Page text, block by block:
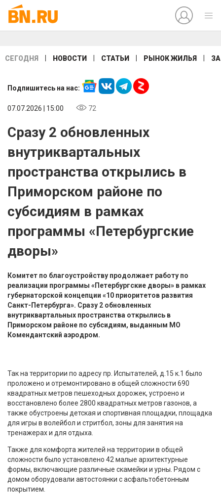
СЕГОДНЯ НОВОСТИ СТАТЬИ РЫНОК ЖИЛЬЯ
Подпишитесь на нас:
07.07.2026 | 15:00 72
Сразу 2 обновленных
внутриквартальных
пространства открылись в
Приморском районе по
субсидиям в рамках
программы «Петербургские
дворы»
Комитет по благоустройству продолжает работу по
реализации программы «Петербургские дворы» в рамках
губернаторской концепции «10 приоритетов развития
Санкт-Петербурга». Сразу 2 обновленных
внутриквартальных пространства открылись в
Приморском районе по субсидиям, выданным МО
Комендантский аэродром.
Так на территории по адресу пр. Испытателей, д.15 к.1 было
проложено и отремонтировано в общей сложности 690
квадратных метров пешеходных дорожек, устроено и
восстановлено более 2800 квадратных метров газонов, а
также обустроены детская и спортивная площадки, площадка
для игры в волейбол и стритбол, зоны для занятия на
тренажерах и для отдыха.
Также для комфорта жителей на территории в общей
сложности было установлено 42 малые архитектурные
формы, включающие различные скамейки и урны. Рядом с
домом оборудовали автостоянки с асфальтобетонным
покрытием.